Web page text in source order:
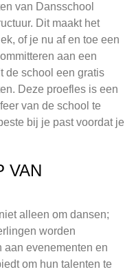
van Dansschool
Dit maakt het
of je nu af en toe een
aan een
de school een gratis
Deze proefles is een
van de school te
bij je past voordat je
VAN
alleen om dansen;
worden
aan evenementen en
om hun talenten te